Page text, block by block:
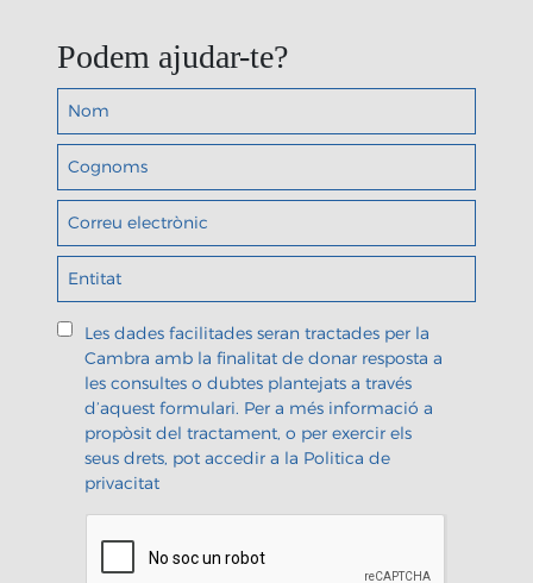
Podem ajudar-te?
Les dades facilitades seran tractades per la
Cambra amb la finalitat de donar resposta a
les consultes o dubtes plantejats a través
d’aquest formulari. Per a més informació a
propòsit del tractament, o per exercir els
seus drets, pot accedir a la Politica de
privacitat